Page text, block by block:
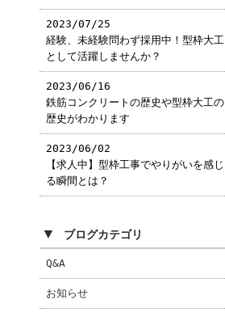
2023/07/25
経験、未経験問わず採用中！型枠大工
として活躍しませんか？
2023/06/16
鉄筋コンクリートの歴史や型枠大工の
歴史がわかります
2023/06/02
【求人中】型枠工事でやりがいを感じ
る瞬間とは？
▼ ブログカテゴリ
Q&A
お知らせ